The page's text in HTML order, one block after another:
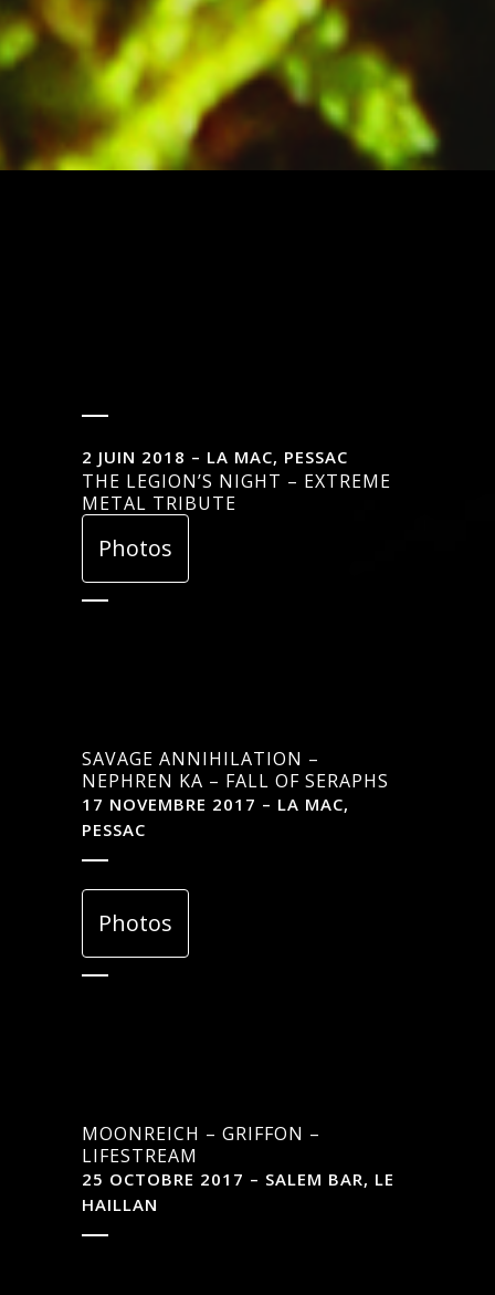
2 JUIN 2018 – LA MAC, PESSAC
THE LEGION’S NIGHT – EXTREME
METAL TRIBUTE
Photos
SAVAGE ANNIHILATION –
NEPHREN KA – FALL OF SERAPHS
17 NOVEMBRE 2017 – LA MAC,
PESSAC
Photos
MOONREICH – GRIFFON –
LIFESTREAM
25 OCTOBRE 2017 – SALEM BAR, LE
HAILLAN